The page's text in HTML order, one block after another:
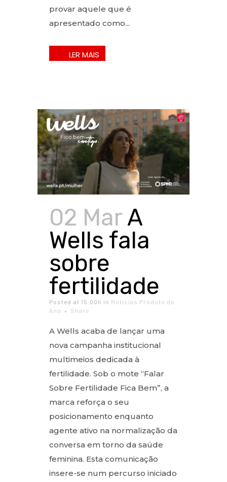
provar aquele que é
apresentado como...
02 Mar A
Wells fala
sobre
fertilidade
Posted at 15:00h in Notícias Produto do
Ano
Share
A Wells acaba de lançar uma
nova campanha institucional
multimeios dedicada à
fertilidade. Sob o mote “Falar
Sobre Fertilidade Fica Bem”, a
marca reforça o seu
posicionamento enquanto
agente ativo na normalização da
conversa em torno da saúde
feminina. Esta comunicação
insere-se num percurso iniciado